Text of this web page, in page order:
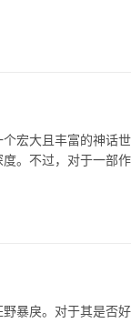
宏大且丰富的神话
。不过，对于一部
暴戾。对于其是否